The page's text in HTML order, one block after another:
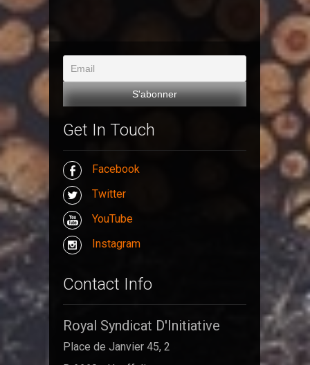
Get In Touch
Facebook
Twitter
YouTube
Instagram
Contact Info
Royal Syndicat D'Initiative
Place de Janvier 45, 2